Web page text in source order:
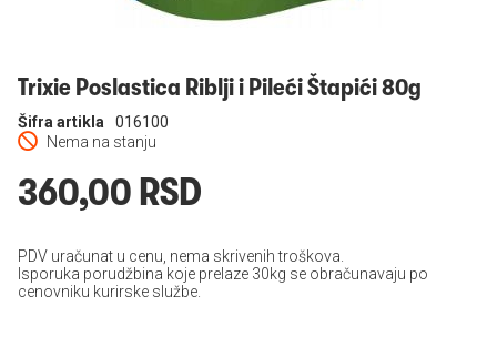
Trixie Poslastica Riblji i Pileći Štapići 80g
Nema na stanju
Šifra artikla 016100
360,00 RSD
PDV uračunat u cenu, nema skrivenih troškova.
Isporuka porudžbina koje prelaze 30kg se obračunavaju po
cenovniku kurirske službe.